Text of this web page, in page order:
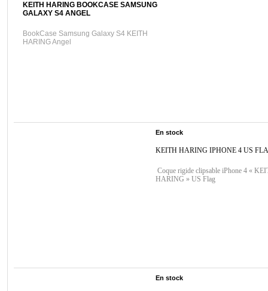
KEITH HARING BOOKCASE SAMSUNG
GALAXY S4 ANGEL
BookCase Samsung Galaxy S4 KEITH
HARING Angel
En stock
KEITH HARING IPHONE 4 US
Coque rigide clipsable iPhone 4 «
HARING » US Flag
En stock